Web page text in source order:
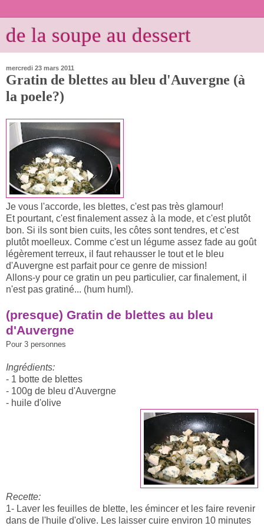
de la soupe au dessert
mercredi 23 mars 2011
Gratin de blettes au bleu d'Auvergne (à
la poele?)
Je vous l'accorde, les blettes, c'est pas très glamour!
Et pourtant, c'est finalement assez à la mode, et c'est plutôt
bon. Si ils sont bien cuits, les côtes sont tendres, et c'est
plutôt moelleux. Comme c'est un légume assez fade au goût
légèrement terreux, il faut rehausser le tout et le bleu
d'Auvergne est parfait pour ce genre de mission!
Allons-y pour ce gratin un peu particulier, car finalement, il
n'est pas gratiné... (hum hum!).
(presque) Gratin de blettes au bleu
d'Auvergne
Pour 3 personnes
Ingrédients:
- 1 botte de blettes
- 100g de bleu d'Auvergne
- huile d'olive
Recette:
1- Laver les feuilles de blette, les émincer et les faire revenir
dans de l'huile d'olive. Les laisser cuire environ 10 minutes